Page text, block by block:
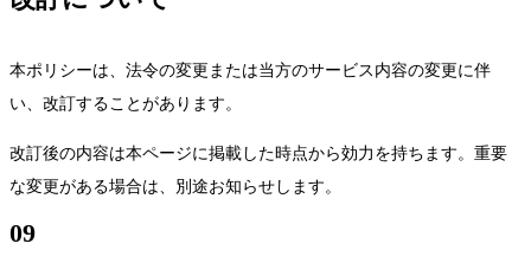
本ポリシーは、法令の変更または当方のサービス内容の変更に伴
い、改訂することがあります。
改訂後の内容は本ページに掲載した時点から効力を持ちます。重要
な変更がある場合は、別途お知らせします。
09